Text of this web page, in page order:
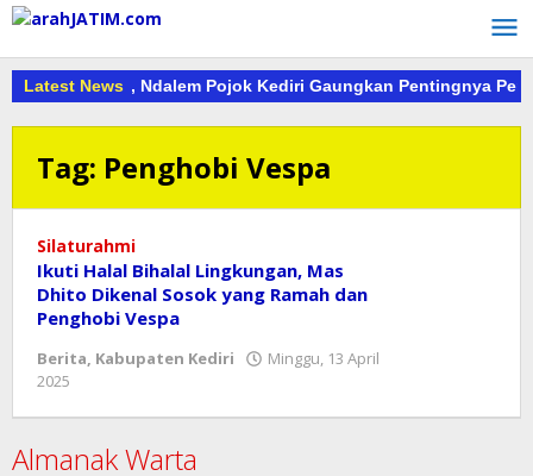
Lewati
konten
Latest News2026, Ndalem Pojok Kediri Gaungkan Pentingnya
Tag: Penghobi Vespa
Silaturahmi
Ikuti Halal Bihalal Lingkungan, Mas
Dhito Dikenal Sosok yang Ramah dan
Penghobi Vespa
Berita, Kabupaten Kediri
Minggu, 13 April
2025
Almanak Warta